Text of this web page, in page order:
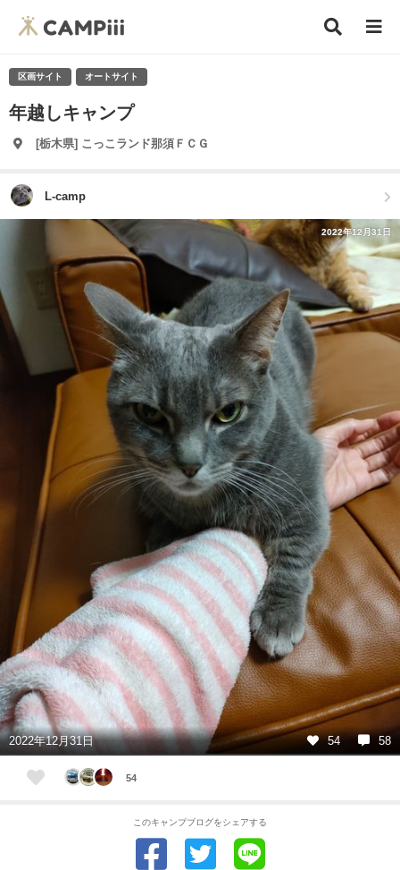
区画サイト オートサイト
年越しキャンプ
[栃木県] こっこランド那須ＦＣＧ
L-camp
2022年12月31日
2022年12月31日 54 58
54
このキャンプブログをシェアする